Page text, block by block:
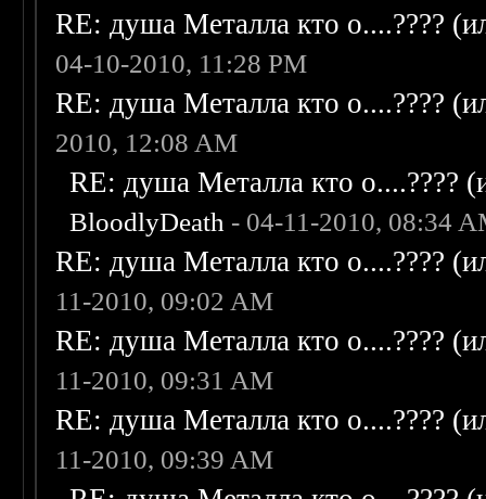
RE: душа Металла кто о....????
04-10-2010, 11:28 PM
RE: душа Металла кто о....????
2010, 12:08 AM
RE: душа Металла кто о....????
BloodlyDeath - 04-11-2010, 08:34
RE: душа Металла кто о....????
11-2010, 09:02 AM
RE: душа Металла кто о....????
11-2010, 09:31 AM
RE: душа Металла кто о....????
11-2010, 09:39 AM